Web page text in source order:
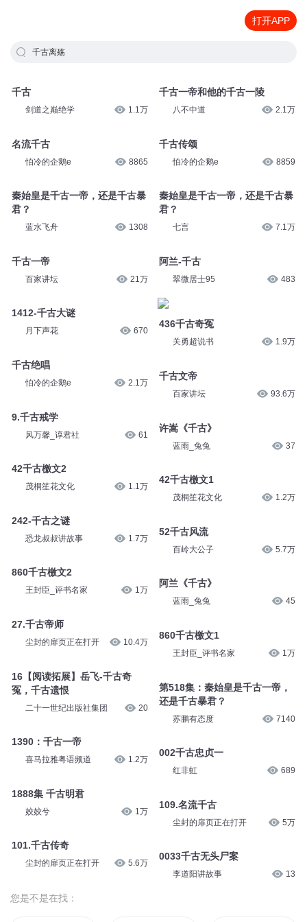
打开APP
千古离殇
千古
剑道之巅绝学 1.1万
名流千古
怕冷的企鹅e 8865
秦始皇是千古一帝，还是千古暴
君？
蓝水飞舟 1308
千古一帝
百家讲坛 21万
1412-千古大谜
月下声花 670
千古绝唱
怕冷的企鹅e 2.1万
9.千古戒学
风万馨_谆君社 61
42千古檄文2
茂桐笙花文化 1.1万
242-千古之谜
恐龙叔叔讲故事 1.7万
860千古檄文2
王封臣_评书名家 1万
27.千古帝师
尘封的扉页正在打开 10.4万
16【阅读拓展】岳飞-千古奇
冤，千古遗恨
二十一世纪出版社集团 20
1390：千古一帝
喜马拉雅粤语频道 1.2万
1888集 千古明君
姣姣兮 1万
101.千古传奇
尘封的扉页正在打开 5.6万
千古一帝和他的千古一陵
八不中道 2.1万
千古传颂
怕冷的企鹅e 8859
秦始皇是千古一帝，还是千古暴
君？
七言 7.1万
阿兰-千古
翠微居士95 483
436千古奇冤
关勇超说书 1.9万
千古文帝
百家讲坛 93.6万
许嵩《千古》
蓝雨_兔兔 37
42千古檄文1
茂桐笙花文化 1.2万
52千古风流
百岭大公子 5.7万
阿兰《千古》
蓝雨_兔兔 45
860千古檄文1
王封臣_评书名家 1万
第518集：秦始皇是千古一帝，
还是千古暴君？
苏鹏有态度 7140
002千古忠贞一
红非虹 689
109.名流千古
尘封的扉页正在打开 5万
0033千古无头尸案
李道阳讲故事 13
您是不是在找：